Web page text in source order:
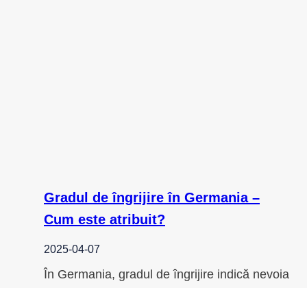
Gradul de îngrijire în Germania –
Cum este atribuit?
2025-04-07
În Germania, gradul de îngrijire indică nevoia